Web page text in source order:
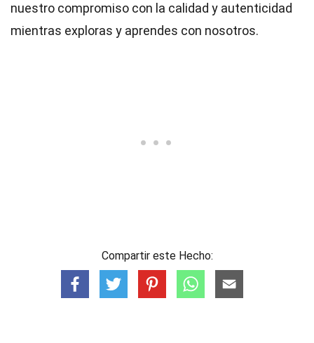
nuestro compromiso con la calidad y autenticidad
mientras exploras y aprendes con nosotros.
Compartir este Hecho: